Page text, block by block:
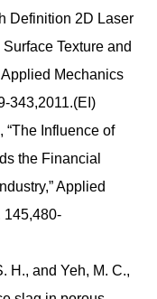
Definition 2D Laser
Texture and
Mechanics
343,2011.(EI)
“The Influence of
the Financial
Applied
145,480-
H., and Yeh, M. C.,